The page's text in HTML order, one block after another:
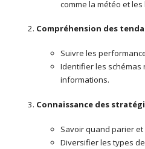
comme la météo et
Compréhension des
Suivre les
Identifier les schémas
informations.
Connaissance des
Savoir quand parier et
Diversifier les types